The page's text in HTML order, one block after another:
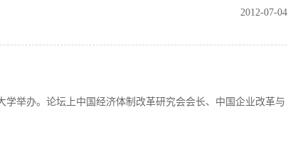
2012-07-04
举办。论坛上中国经济体制改革研究会会长、中国企业改革与